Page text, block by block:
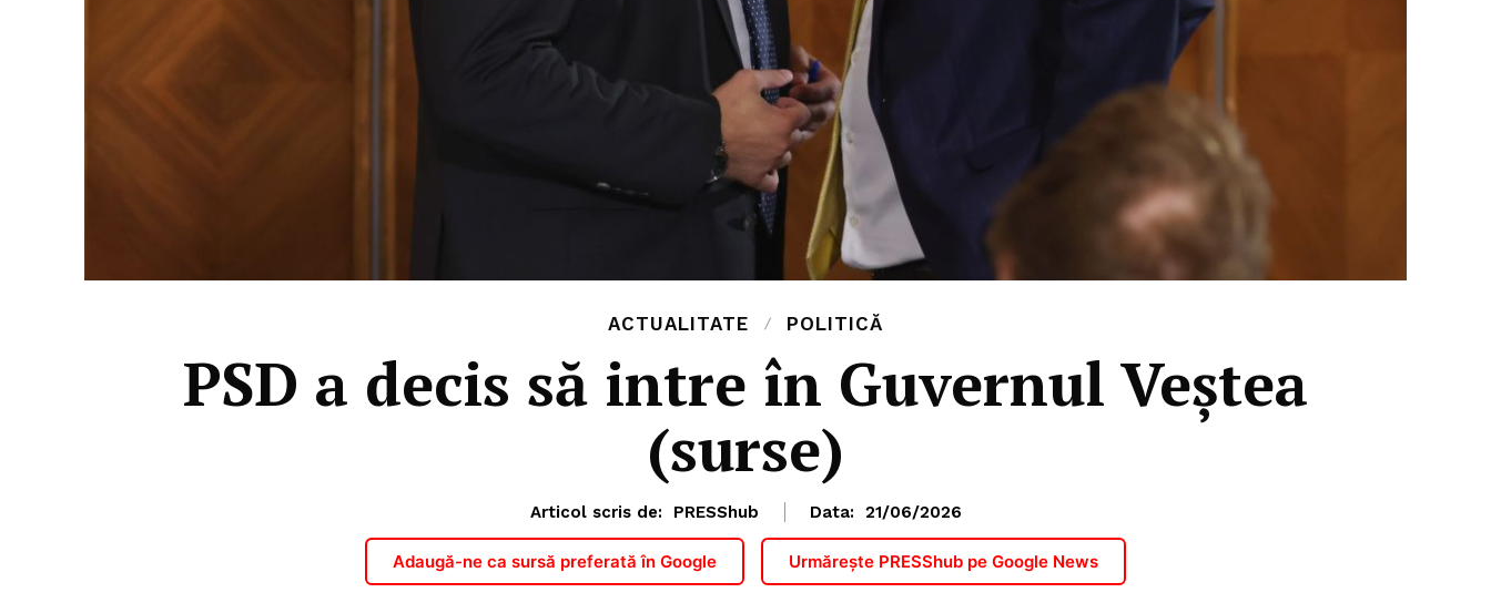
ACTUALITATE POLITICĂ
PSD a decis să intre în Guvernul Veștea
(surse)
Articol scris de: PRESShub Data: 21/06/2026
Adaugă-ne ca sursă preferată în Google Urmărește PRESShub pe Google News